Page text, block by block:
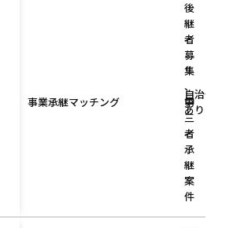
事業承継マッチング
後
継
者
募
集
、
第
三
者
承
継
案
件
中
自治体連
あり